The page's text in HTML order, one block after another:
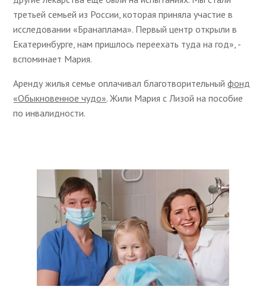
третьей семьей из России, которая приняла участие в
исследовании «Бранаплама». Первый центр открыли в
Екатеринбурге, нам пришлось переехать туда на год», -
вспоминает Мария.
Аренду жилья семье оплачивал благотворительныйфонд
«Обыкновенное чудо». Жили Мария с Лизой на пособие
по инвалидности.